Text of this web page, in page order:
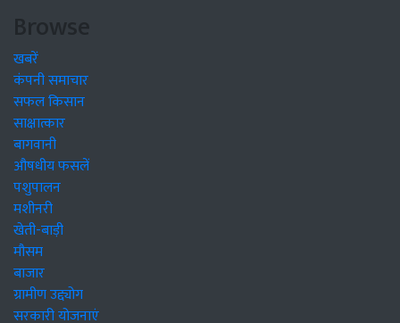
Browse
खबरें
कंपनी समाचार
सफल किसान
साक्षात्कार
बागवानी
औषधीय फसलें
पशुपालन
मशीनरी
खेती-बाड़ी
मौसम
बाजार
ग्रामीण उद्द्योग
सरकारी योजनाएं